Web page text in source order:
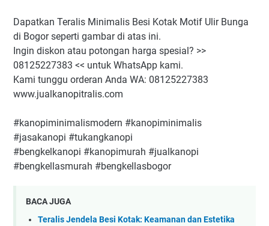
Dapatkan Teralis Minimalis Besi Kotak Motif Ulir Bunga
di Bogor seperti gambar di atas ini.
Ingin diskon atau potongan harga spesial? >>
08125227383 << untuk WhatsApp kami.
Kami tunggu orderan Anda WA: 08125227383
www.jualkanopitralis.com
#kanopiminimalismodern #kanopiminimalis
#jasakanopi #tukangkanopi
#bengkelkanopi #kanopimurah #jualkanopi
#bengkellasmurah #bengkellasbogor
BACA JUGA
Teralis Jendela Besi Kotak: Keamanan dan Estetika